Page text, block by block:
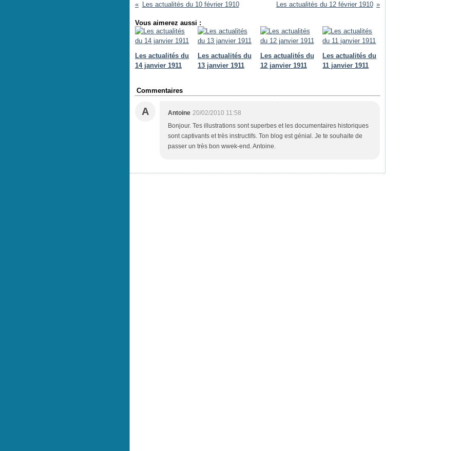
Les actualités du 10 février 1910 Les actualités du 12 février 1910
Vous aimerez aussi :
Les actualités du
14 janvier 1911
Les actualités du
13 janvier 1911
Les actualités du
12 janvier 1911
Les actualités du
11 janvier 1911
Commentaires
A Antoine 20/02/2010 11:58
Bonjour. Tes illustrations sont superbes et les documentaires historiques
sont captivants et très instructifs. Ton blog est génial. Je te souhaite de
passer un très bon wwek-end. Antoine.